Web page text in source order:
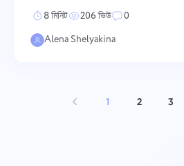
8 মিনিট 206 ভিউ
0
Alena Shelyakina
1 2 3